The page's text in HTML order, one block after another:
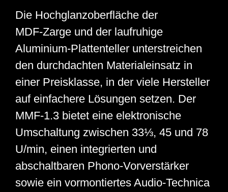
Die Hochglanzoberfläche der
MDF‑Zarge und der laufruhige
Aluminium‑Plattenteller unterstreichen
den durchdachten Materialeinsatz in
einer Preisklasse, in der viele Hersteller
auf einfachere Lösungen setzen. Der
MMF‑1.3 bietet eine elektronische
Umschaltung zwischen 33⅓, 45 und 78
U/min, einen integrierten und
abschaltbaren Phono‑Vorverstärker
sowie ein vormontiertes Audio‑Technica